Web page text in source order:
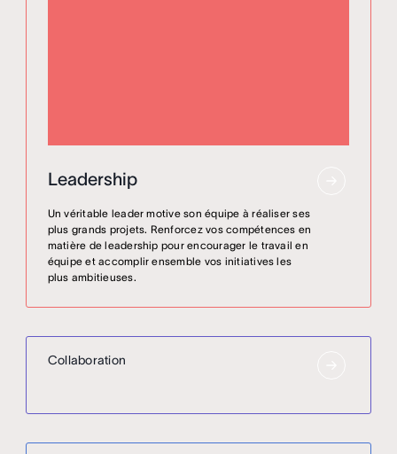
Leadership
Un véritable leader motive son équipe à réaliser ses
plus grands projets. Renforcez vos compétences en
matière de leadership pour encourager le travail en
équipe et accomplir ensemble vos initiatives les
plus ambitieuses.
Collaboration